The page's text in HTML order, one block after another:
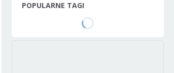
POPULARNE TAGI